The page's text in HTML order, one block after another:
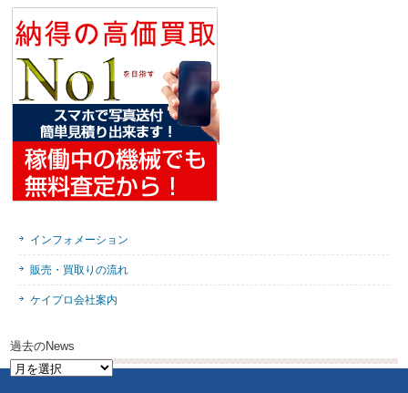
インフォメーション
販売・買取りの流れ
ケイプロ会社案内
過去のNews
過